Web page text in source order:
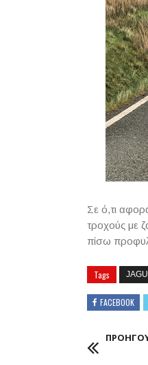
Σε ό,τι
τροχούς με
πίσω
Tags
FACEBOOK